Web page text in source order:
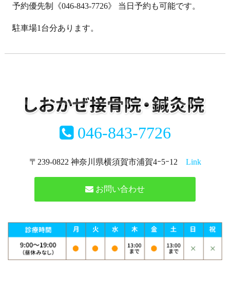
予約優先制《046-843-7726》 当日予約も可能です。
駐車場1台分あります。
046-843-7726
〒239-0822 神奈川県横須賀市浦賀4ｰ5ｰ12 Link
お問い合わせ